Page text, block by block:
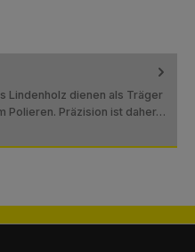
Lindenholz dienen als Träger
Polieren. Präzision ist daher…